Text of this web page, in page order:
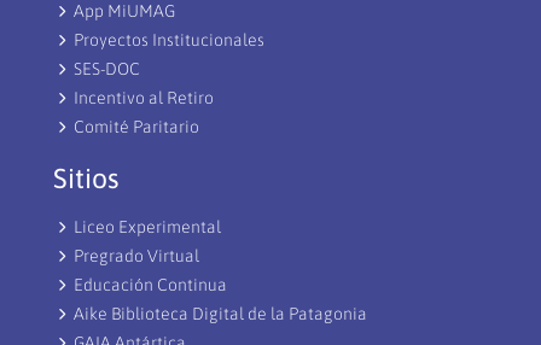
App MiUMAG
Proyectos Institucionales
SES-DOC
Incentivo al Retiro
Comité Paritario
Sitios
Liceo Experimental
Pregrado Virtual
Educación Continua
Aike Biblioteca Digital de la Patagonia